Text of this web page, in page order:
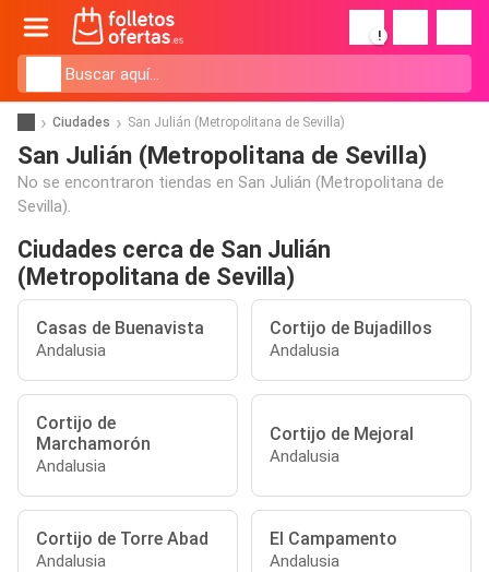
!
Ciudades San Julián (Metropolitana de Sevilla)
San Julián (Metropolitana de Sevilla)
No se encontraron tiendas en San Julián (Metropolitana de
Sevilla).
Ciudades cerca de San Julián
(Metropolitana de Sevilla)
Casas de Buenavista
Andalusia
Cortijo de Bujadillos
Andalusia
Cortijo de
Marchamorón
Andalusia
Cortijo de Mejoral
Andalusia
Cortijo de Torre Abad
Andalusia
El Campamento
Andalusia